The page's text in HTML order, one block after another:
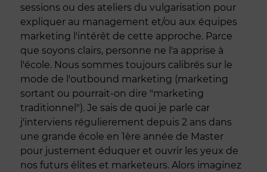
sessions ou des ateliers du vulgarisation pour
expliquer au management et/ou aux équipes
marketing l'intérêt de cette approche. Parce
que soyons clairs, personne ne l'a apprise à
l'école. Nous sommes toujours calibrés sur le
mode de l'outbound marketing (marketing
sortant ou pourrait-on dire "marketing
traditionnel"). Je sais de quoi je parle car
j'interviens régulierement depuis 2 ans dans
une grande école en 1ère année de Master
pour justement éduquer et ouvrir les yeux de
nos futurs élites et marketeurs. Alors imaginez